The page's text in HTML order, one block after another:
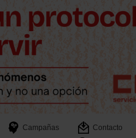
Campañas Contacto